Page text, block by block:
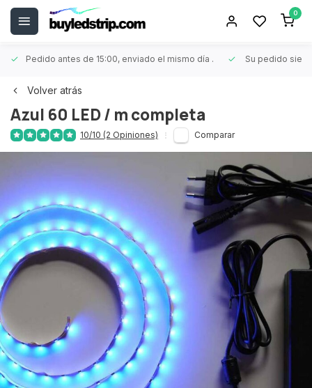
0
Pedido antes de 15:00, enviado el mismo día . Su pedido
Volver atrás
Azul 60 LED / m completa
10/10 (2 Opiniones) Comparar